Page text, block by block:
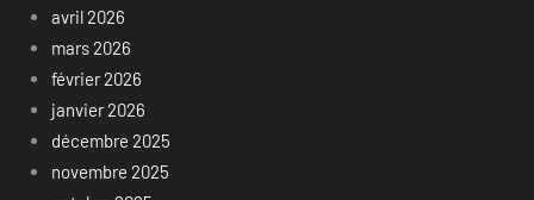
avril 2026
mars 2026
février 2026
janvier 2026
décembre 2025
novembre 2025